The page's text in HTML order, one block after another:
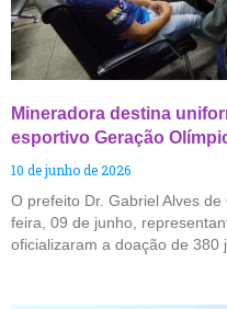
Mineradora destina
esportivo Geração
10 de junho de 2026
O prefeito Dr. Gabriel Alves
feira, 09 de junho,
oficializaram a doação de 380